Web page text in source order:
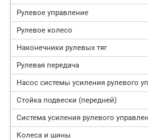
Рулевое управление
Рулевое колесо
Наконечники рулевых тяг
Рулевая передача
Насос системы усиления рулевого
Стойка подвески (передней)
Система усиления рулевого
Колеса и шины